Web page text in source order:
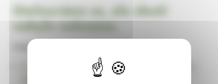
Omlouváme se, ale zboží
nebylo nalezeno.
Pokračujte na
Úvodní stránku Dekorace, bytové a zahradní doplňky,
dárky | HARASIM.info